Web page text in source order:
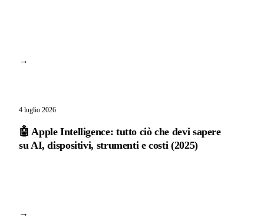
→
4 luglio 2026
🤖 Apple Intelligence: tutto ciò che devi sapere
su AI, dispositivi, strumenti e costi (2025)
→